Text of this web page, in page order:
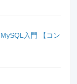
入門 【コン